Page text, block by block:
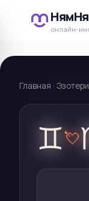
онлайн-
Главная ·
♊💘